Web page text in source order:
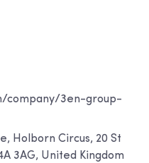
company/3en-group-
3AG, United Kingdom